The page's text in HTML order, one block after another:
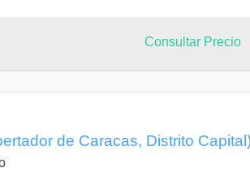
Consultar Precio
de Caracas, Distrito